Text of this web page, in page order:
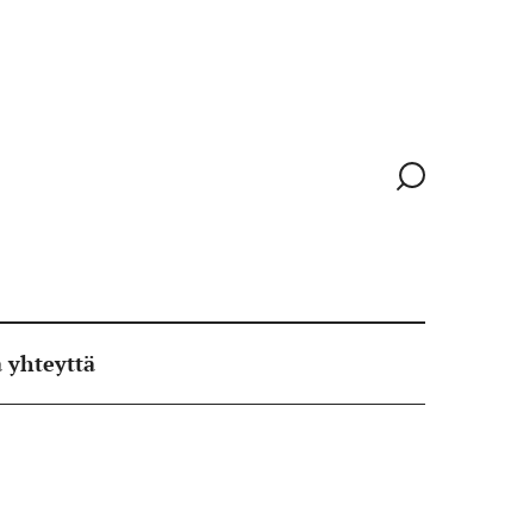
Siirry
yhteyttä